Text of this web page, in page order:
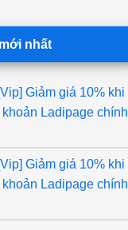
nhất
Giảm giá 10% khi
Ladipage chính
Giảm giá 10% khi
Ladipage chính